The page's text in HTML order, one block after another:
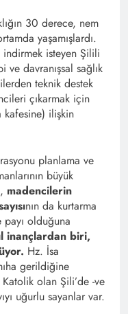
30 derece, nem
yaşamışlardı.
isteyen Şilili
ve davranışsal sağlık
teknik destek
çıkarmak için
kafesine) ilişkin
planlama ve
büyük
madencilerin
nın da kurtarma
payı olduğuna
inançlardan biri,
Hz. İsa
gerildiğine
olan Şili’de -ve
uğurlu sayanlar var.